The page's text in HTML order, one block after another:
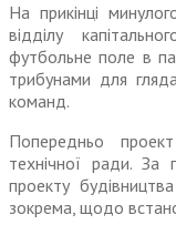
На прикінці
відділу
футбольне поле в
трибунами для
команд.
Попередньо
технічної ради. За
проекту
зокрема, щодо